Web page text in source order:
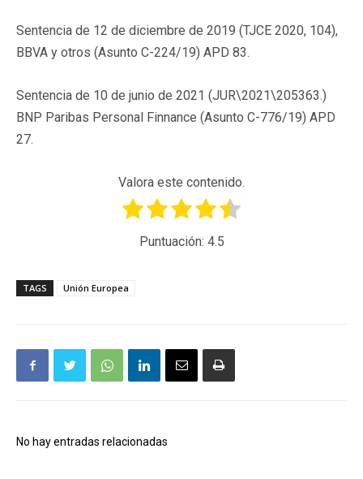
Sentencia de 12 de diciembre de 2019 (TJCE 2020, 104),
BBVA y otros (Asunto C-224/19) APD 83.
Sentencia de 10 de junio de 2021 (JUR\2021\205363.)
BNP Paribas Personal Finnance (Asunto C-776/19) APD
27.
Valora este contenido.
Puntuación: 4.5
TAGS Unión Europea
No hay entradas relacionadas